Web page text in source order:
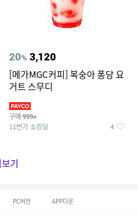
20% 3,120
[메가MGC커피] 복숭아 퐁당 요
거트 스무디
구매 999+
11번가 쇼킹딜 4
기
PC버전 APP다운